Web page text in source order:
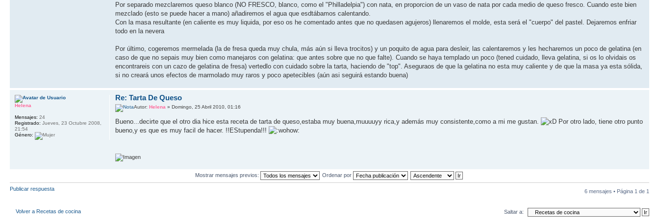
Por separado mezclaremos queso blanco (NO FRESCO, blanco, como el "Philladelpia") con nata, en proporcion de un vaso de nata por cada medio de queso fresco. Cuando este bien
mezclado (esto se puede hacer a mano) añadiremos el agua que esdtábamos calentando.
Con la masa resultante (en caliente es muy liquida, por eso os he comentado antes que no quedasen agujeros) llenaremos el molde, esta será el "cuerpo" del pastel. Dejaremos enfriar
todo en la nevera
Por último, cogeremos mermelada (la de fresa queda muy chula, más aún si lleva trocitos) y un poquito de agua para desleir, las calentaremos y les hecharemos un poco de gelatina (en
caso de que no sepais muy bien como manejaros con gelatina: que antes sobre que no que falte). Cuando se haya templado un poco (tened cuidado, lleva gelatina, si os lo olvidais os
encontrareis con un cazo de gelatina de fresa) vertedlo con cuidado sobre la tarta, haciendo de "top". Aseguraos de que la gelatina no esta muy caliente y de que la masa ya esta sólida,
si no creará unos efectos de marmolado muy raros y poco apetecibles (aún asi seguirá estando buena)
Re: Tarta De Queso
Autor: Helena » Domingo, 25 Abril 2010, 01:16
Bueno...decirte que el otro dia hice esta receta de tarta de queso,estaba muy buena,muuuuyy rica,y además muy consistente,como a mi me gustan.
Por otro lado, tiene otro punto
bueno,y es que es muy facil de hacer. !!EStupenda!!!
Helena
Mensajes: 24
Registrado: Jueves, 23 Octubre 2008,
21:54
Género:
Mostrar mensajes previos: Ordenar por
Publicar respuesta 6 mensajes • Página 1 de 1
Volver a Recetas de cocina Saltar a: